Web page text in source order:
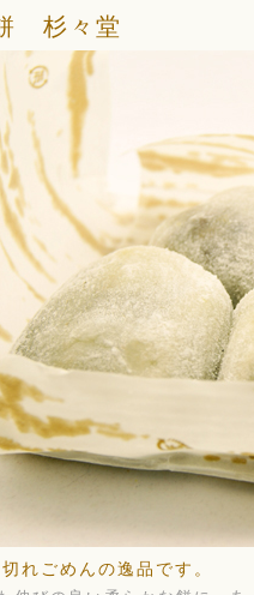
杉々堂
れごめんの逸品です。